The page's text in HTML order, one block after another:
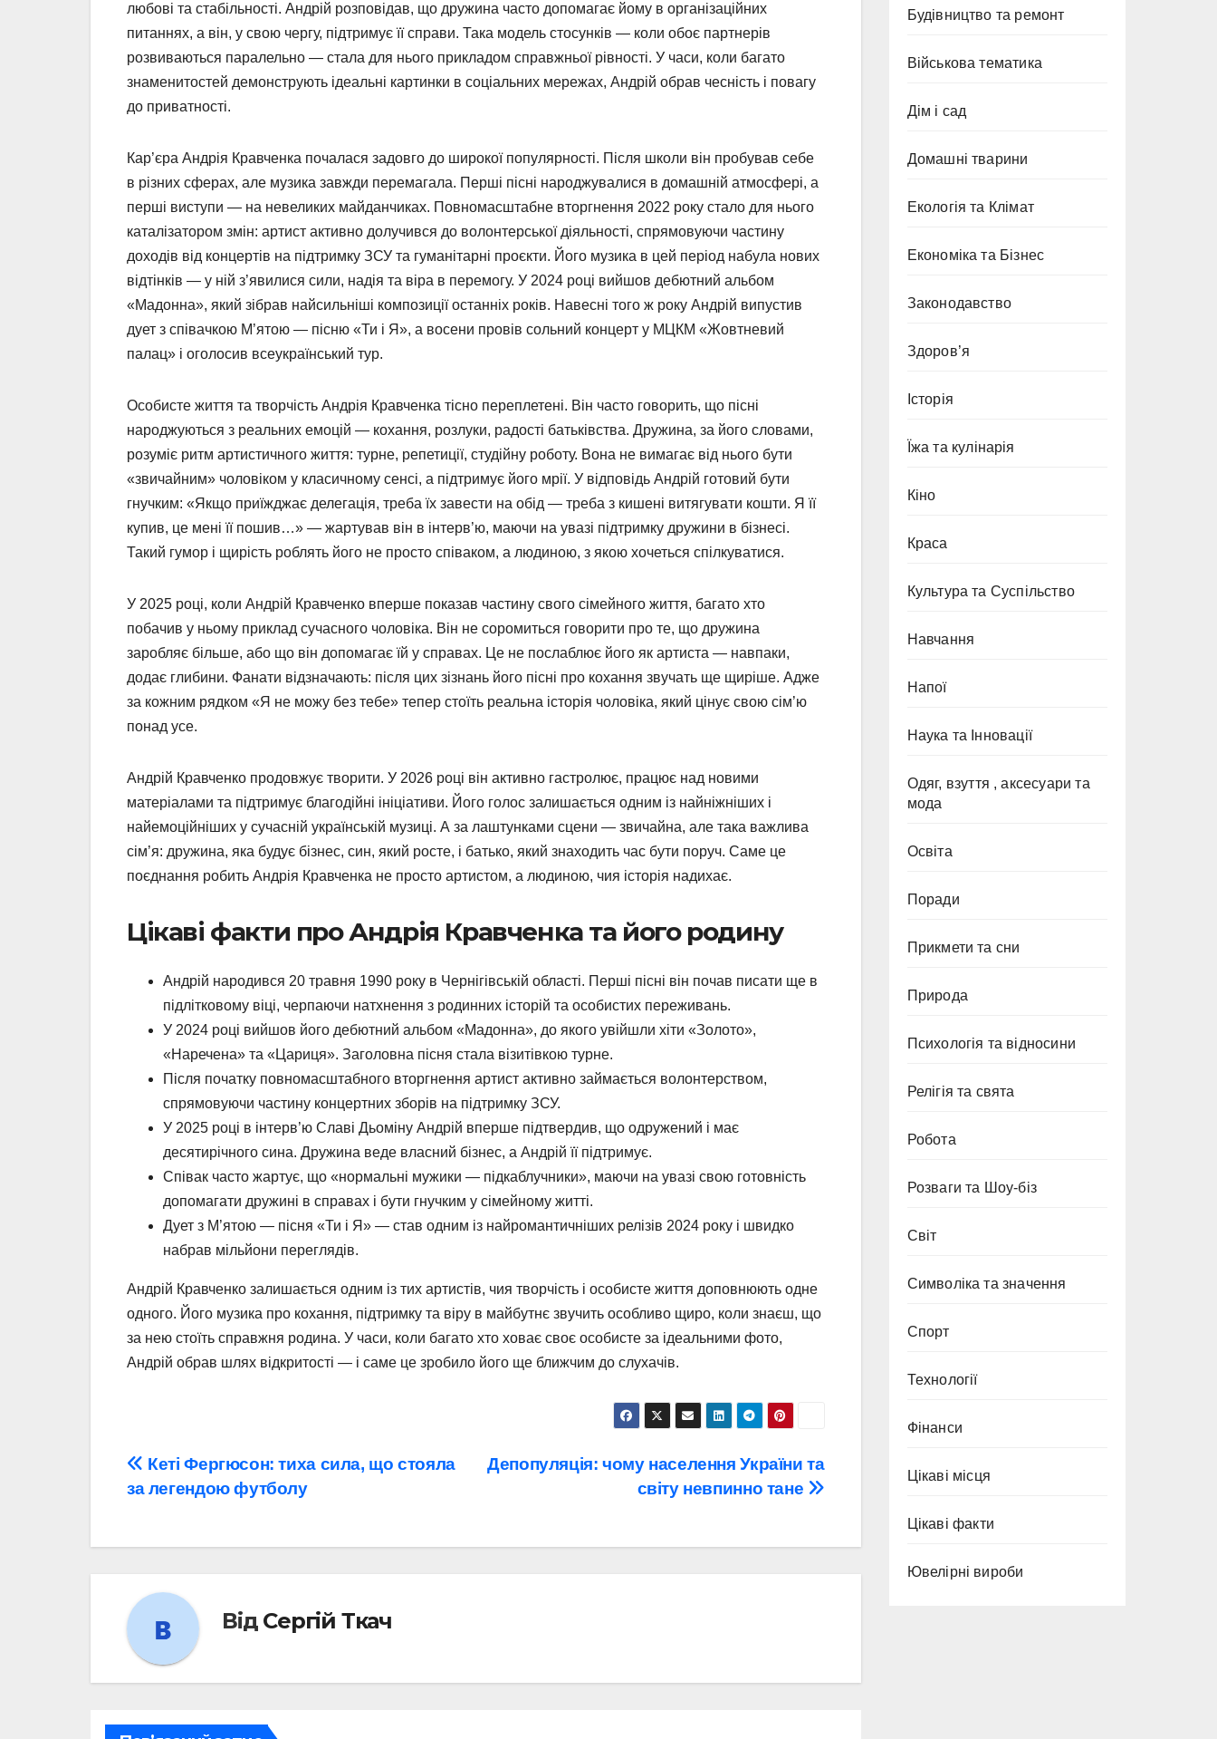
любові та стабільності. Андрій розповідав, що дружина часто допомагає йому в організаційних
питаннях, а він, у свою чергу, підтримує її справи. Така модель стосунків — коли обоє партнерів
розвиваються паралельно — стала для нього прикладом справжньої рівності. У часи, коли багато
знаменитостей демонструють ідеальні картинки в соціальних мережах, Андрій обрав чесність і повагу
до приватності.
Кар’єра Андрія Кравченка почалася задовго до широкої популярності. Після школи він пробував себе
в різних сферах, але музика завжди перемагала. Перші пісні народжувалися в домашній атмосфері, а
перші виступи — на невеликих майданчиках. Повномасштабне вторгнення 2022 року стало для нього
каталізатором змін: артист активно долучився до волонтерської діяльності, спрямовуючи частину
доходів від концертів на підтримку ЗСУ та гуманітарні проєкти. Його музика в цей період набула нових
відтінків — у ній з’явилися сили, надія та віра в перемогу. У 2024 році вийшов дебютний альбом
«Мадонна», який зібрав найсильніші композиції останніх років. Навесні того ж року Андрій випустив
дует з співачкою М’ятою — пісню «Ти і Я», а восени провів сольний концерт у МЦКМ «Жовтневий
палац» і оголосив всеукраїнський тур.
Особисте життя та творчість Андрія Кравченка тісно переплетені. Він часто говорить, що пісні
народжуються з реальних емоцій — кохання, розлуки, радості батьківства. Дружина, за його словами,
розуміє ритм артистичного життя: турне, репетиції, студійну роботу. Вона не вимагає від нього бути
«звичайним» чоловіком у класичному сенсі, а підтримує його мрії. У відповідь Андрій готовий бути
гнучким: «Якщо приїжджає делегація, треба їх завести на обід — треба з кишені витягувати кошти. Я її
купив, це мені її пошив…» — жартував він в інтерв’ю, маючи на увазі підтримку дружини в бізнесі.
Такий гумор і щирість роблять його не просто співаком, а людиною, з якою хочеться спілкуватися.
У 2025 році, коли Андрій Кравченко вперше показав частину свого сімейного життя, багато хто
побачив у ньому приклад сучасного чоловіка. Він не соромиться говорити про те, що дружина
заробляє більше, або що він допомагає їй у справах. Це не послаблює його як артиста — навпаки,
додає глибини. Фанати відзначають: після цих зізнань його пісні про кохання звучать ще щиріше. Адже
за кожним рядком «Я не можу без тебе» тепер стоїть реальна історія чоловіка, який цінує свою сім’ю
понад усе.
Андрій Кравченко продовжує творити. У 2026 році він активно гастролює, працює над новими
матеріалами та підтримує благодійні ініціативи. Його голос залишається одним із найніжніших і
найемоційніших у сучасній українській музиці. А за лаштунками сцени — звичайна, але така важлива
сім’я: дружина, яка будує бізнес, син, який росте, і батько, який знаходить час бути поруч. Саме це
поєднання робить Андрія Кравченка не просто артистом, а людиною, чия історія надихає.
Цікаві факти про Андрія Кравченка та його родину
Андрій народився 20 травня 1990 року в Чернігівській області. Перші пісні він почав писати ще в
підлітковому віці, черпаючи натхнення з родинних історій та особистих переживань.
У 2024 році вийшов його дебютний альбом «Мадонна», до якого увійшли хіти «Золото»,
«Наречена» та «Цариця». Заголовна пісня стала візитівкою турне.
Після початку повномасштабного вторгнення артист активно займається волонтерством,
спрямовуючи частину концертних зборів на підтримку ЗСУ.
У 2025 році в інтерв’ю Славі Дьоміну Андрій вперше підтвердив, що одружений і має
десятирічного сина. Дружина веде власний бізнес, а Андрій її підтримує.
Співак часто жартує, що «нормальні мужики — підкаблучники», маючи на увазі свою готовність
допомагати дружині в справах і бути гнучким у сімейному житті.
Дует з М’ятою — пісня «Ти і Я» — став одним із найромантичніших релізів 2024 року і швидко
набрав мільйони переглядів.
Андрій Кравченко залишається одним із тих артистів, чия творчість і особисте життя доповнюють одне
одного. Його музика про кохання, підтримку та віру в майбутнє звучить особливо щиро, коли знаєш, що
за нею стоїть справжня родина. У часи, коли багато хто ховає своє особисте за ідеальними фото,
Андрій обрав шлях відкритості — і саме це зробило його ще ближчим до слухачів.
Навігація
записів
Депопуляція: чому населення України та
світу невпинно тане
Кеті Фергюсон: тиха сила, що стояла
за легендою футболу
Від Сергій Ткач
Будівництво та ремонт
Військова тематика
Дім і сад
Домашні тварини
Екологія та Клімат
Економіка та Бізнес
Законодавство
Здоров’я
Історія
Їжа та кулінарія
Кіно
Краса
Культура та Суспільство
Навчання
Напої
Наука та Інновації
Одяг, взуття , аксесуари та
мода
Освіта
Поради
Прикмети та сни
Природа
Психологія та відносини
Релігія та свята
Робота
Розваги та Шоу-біз
Світ
Символіка та значення
Спорт
Технології
Фінанси
Цікаві місця
Цікаві факти
Ювелірні вироби